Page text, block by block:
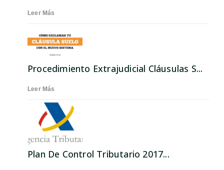
Leer Más
Procedimiento Extrajudicial Cláusulas S...
Leer Más
Plan De Control Tributario 2017...